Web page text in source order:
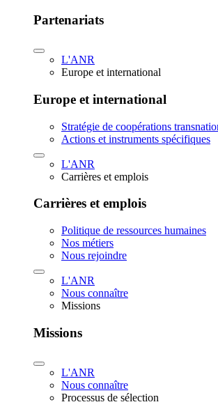
Partenariats
L'ANR
Europe et international
Europe et international
Stratégie de coopérations
Actions et instruments spécifiques
L'ANR
Carrières et emplois
Carrières et emplois
Politique de ressources humaines
Nos métiers
Nous rejoindre
L'ANR
Nous connaître
Missions
Missions
L'ANR
Nous connaître
Processus de sélection